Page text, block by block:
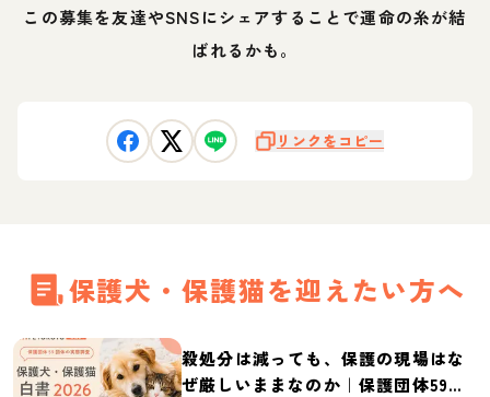
この募集を友達やSNSにシェアすることで運命の糸が結
ばれるかも。
リンクをコピー
保護犬・保護猫を迎えたい方へ
殺処分は減っても、保護の現場はな
ぜ厳しいままなのか｜保護団体59団